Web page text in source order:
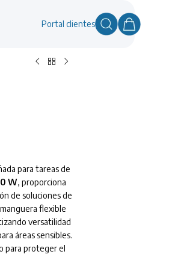
Portal clientes
para tareas de
W, proporciona
de soluciones de
flexible
versatilidad
áreas sensibles.
para proteger el